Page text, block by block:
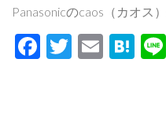
Panasonicのcaos（カオス
Facebook
Twitter
Email